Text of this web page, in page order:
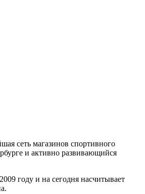
сеть магазинов спортивного
и активно развивающийся
году и на сегодня насчитывает